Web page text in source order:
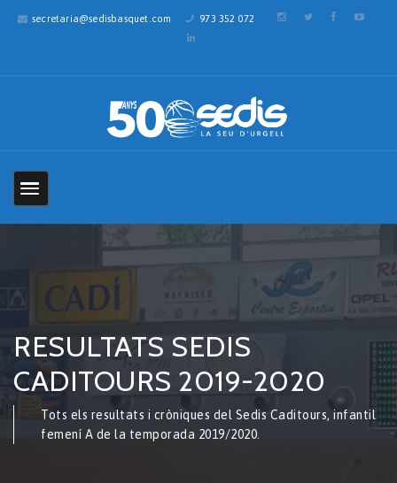
secretaria@sedisbasquet.com 973 352 072
RESULTATS SEDIS
CADITOURS 2019-2020
Tots els resultats i cròniques del Sedis Caditours, infantil
femení A de la temporada 2019/2020.